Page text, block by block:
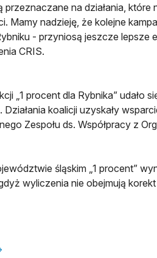
przeznaczane na działania,
Mamy nadzieję, że kolejne
- przyniosą jeszcze lepsze
CRIS.
„1 procent dla Rybnika” udało
koalicji uzyskały
Zespołu ds. Współpracy z
śląskim „1 procent”
wyliczenia nie obejmują